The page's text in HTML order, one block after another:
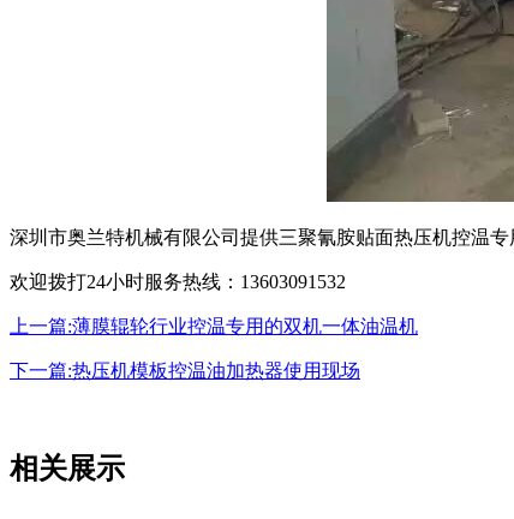
深圳市奥兰特机械有限公司提供三聚氰胺贴面热压机控温
欢迎拨打24小时服务热线：13603091532
上一篇:薄膜辊轮行业控温专用的双机一体油温机
下一篇:热压机模板控温油加热器使用现场
相关展示